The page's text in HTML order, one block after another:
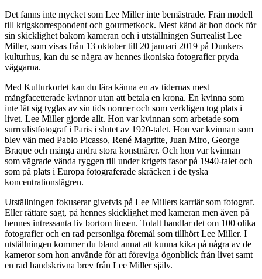
Det fanns inte mycket som Lee Miller inte bemästrade. Från modell
till krigskorrespondent och gourmetkock. Mest känd är hon dock för
sin skicklighet bakom kameran och i utställningen Surrealist Lee
Miller, som visas från 13 oktober till 20 januari 2019 på Dunkers
kulturhus, kan du se några av hennes ikoniska fotografier pryda
väggarna.
Med Kulturkortet kan du lära känna en av tidernas mest
mångfacetterade kvinnor utan att betala en krona. En kvinna som
inte lät sig tyglas av sin tids normer och som verkligen tog plats i
livet. Lee Miller gjorde allt. Hon var kvinnan som arbetade som
surrealistfotograf i Paris i slutet av 1920-talet. Hon var kvinnan som
blev vän med Pablo Picasso, René Magritte, Juan Miro, George
Braque och många andra stora konstnärer. Och hon var kvinnan
som vägrade vända ryggen till under krigets fasor på 1940-talet och
som på plats i Europa fotograferade skräcken i de tyska
koncentrationslägren.
Utställningen fokuserar givetvis på Lee Millers karriär som fotograf.
Eller rättare sagt, på hennes skicklighet med kameran men även på
hennes intressanta liv bortom linsen. Totalt handlar det om 100 olika
fotografier och en rad personliga föremål som tillhört Lee Miller. I
utställningen kommer du bland annat att kunna kika på några av de
kameror som hon använde för att föreviga ögonblick från livet samt
en rad handskrivna brev från Lee Miller själv.